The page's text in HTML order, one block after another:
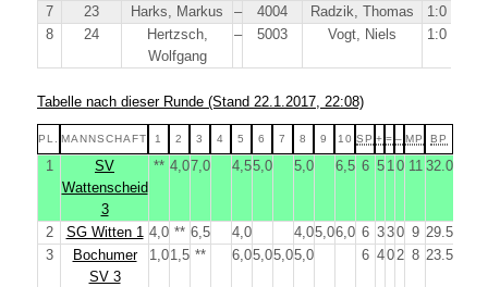
7 23 Harks, Markus – 4004 Radzik, Thomas
1:0
8
24
Hertzsch,
Wolfgang
– 5003 Vogt, Niels 1:0
Tabelle nach dieser Runde (Stand 22.1.2017, 22:08)
PL. MANNSCHAFT 1 2 3 4 5 6 7 8 9 10 SP + = – MP BP
1
SV
Wattenscheid
3
** 4,07,0 4,55,0 5,0 6,5 6 5 10 11 32.0
2 SG Witten 1 4,0 ** 6,5 4,0 4,05,06,0 6 330 9 29.5
3
Bochumer
SV 3
1,01,5 ** 6,05,05,05,0 6 402 8 23.5